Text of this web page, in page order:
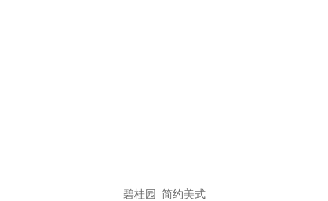
碧桂园_简约美式